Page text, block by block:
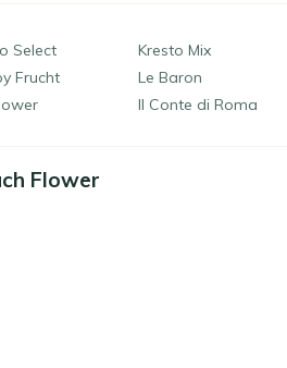
Select Kresto Mix
Frucht
Le Baron
Il Conte di Roma
Flower